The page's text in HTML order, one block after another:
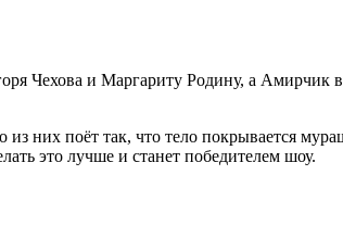
Чехова и Маргариту Родину, а Амирчик
них поёт так, что тело покрывается
это лучше и станет победителем шоу.